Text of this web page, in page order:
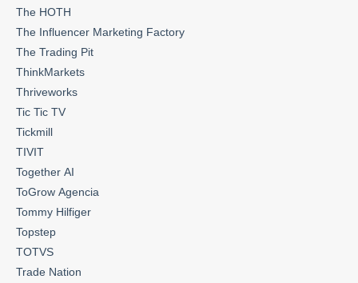
The HOTH
The Influencer Marketing Factory
The Trading Pit
ThinkMarkets
Thriveworks
Tic Tic TV
Tickmill
TIVIT
Together AI
ToGrow Agencia
Tommy Hilfiger
Topstep
TOTVS
Trade Nation